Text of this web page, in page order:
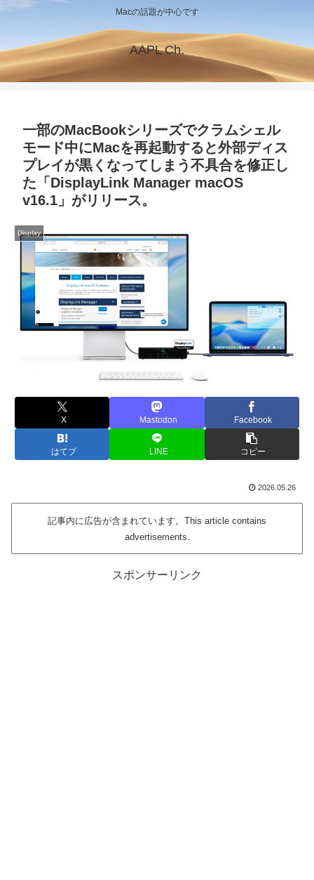
Macの話題が中心です
AAPL Ch.
一部のMacBookシリーズでクラムシェル
モード中にMacを再起動すると外部ディス
プレイが黒くなってしまう不具合を修正し
た「DisplayLink Manager macOS
v16.1」がリリース。
Display
X Mastodon Facebook
はてブ LINE コピー
2026.05.26
記事内に広告が含まれています。This article contains
advertisements.
スポンサーリンク